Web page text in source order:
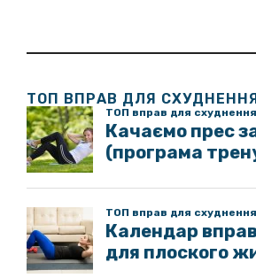
ТОП ВПРАВ ДЛЯ СХУДНЕННЯ